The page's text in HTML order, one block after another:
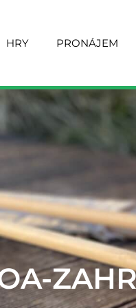
HRY PRONÁJEM